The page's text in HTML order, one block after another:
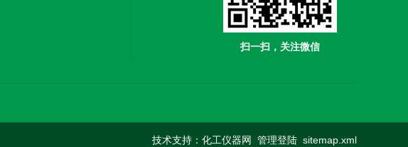
扫一扫，关注微信
技术支持： 化工仪器网 管理登陆 sitemap.xml